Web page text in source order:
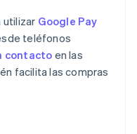
utilizar Google Pay
teléfonos
contactoen las
facilita las compras